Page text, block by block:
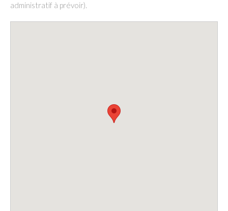
administratif à prévoir).